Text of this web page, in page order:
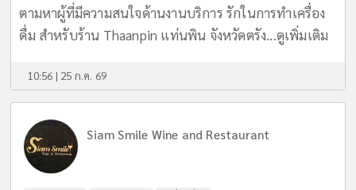
ตามหาผู้ที่มีความสนใจด้านงานบริการ รักในการทำเครื่อง
ดื่ม สำหรับร้าน Thaanpin แท่นพิน จังหวัดตรัง...ดูเพิ่มเติม
10:56 | 25 ก.ค. 69
Siam Smile Wine and Restaurant